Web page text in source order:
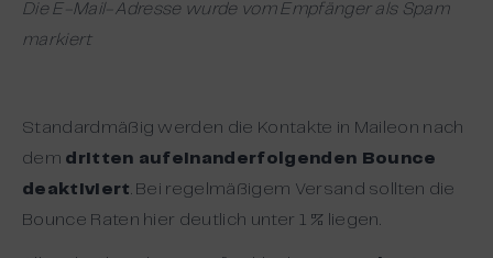
Die E-Mail-Adresse wurde vom Empfänger als Spam
markiert
Standardmäßig werden die Kontakte in Maileon nach
dem dritten aufeinanderfolgenden Bounce
deaktiviert. Bei regelmäßigem Versand sollten die
Bounce Raten hier deutlich unter 1 % liegen.